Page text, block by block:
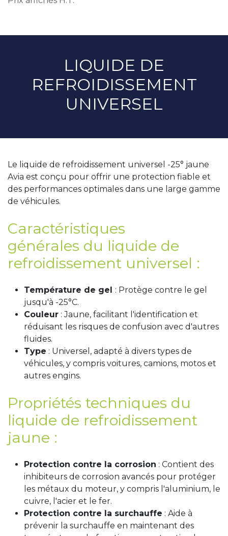
LIQUIDE DE
REFROIDISSEMENT
UNIVERSEL
Le liquide de refroidissement universel -25° jaune
Avia est conçu pour offrir une protection fiable et
des performances optimales dans une large gamme
de véhicules.
Caractéristiques
générales du liquide de
refroidissement universel :
Température de gel : Protège contre le gel
jusqu'à -25°C.
Couleur : Jaune, facilitant l'identification et
réduisant les risques de confusion avec d'autres
fluides.
Type : Universel, adapté à divers types de
véhicules, y compris voitures, camions, motos et
autres engins.
Propriétés techniques du
liquide de refroidissement
jaune :
Protection contre la corrosion : Contient des
inhibiteurs de corrosion avancés pour protéger
les métaux du moteur, y compris l'aluminium, le
cuivre, l'acier et le fer.
Protection contre la surchauffe : Aide à
prévenir la surchauffe en maintenant des